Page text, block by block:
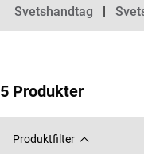
Kategorier
Svetshandtag
5 Produkter
Produktfilter